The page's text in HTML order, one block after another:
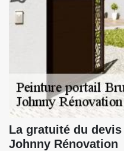
La gratuité du
Johnny Rénovation